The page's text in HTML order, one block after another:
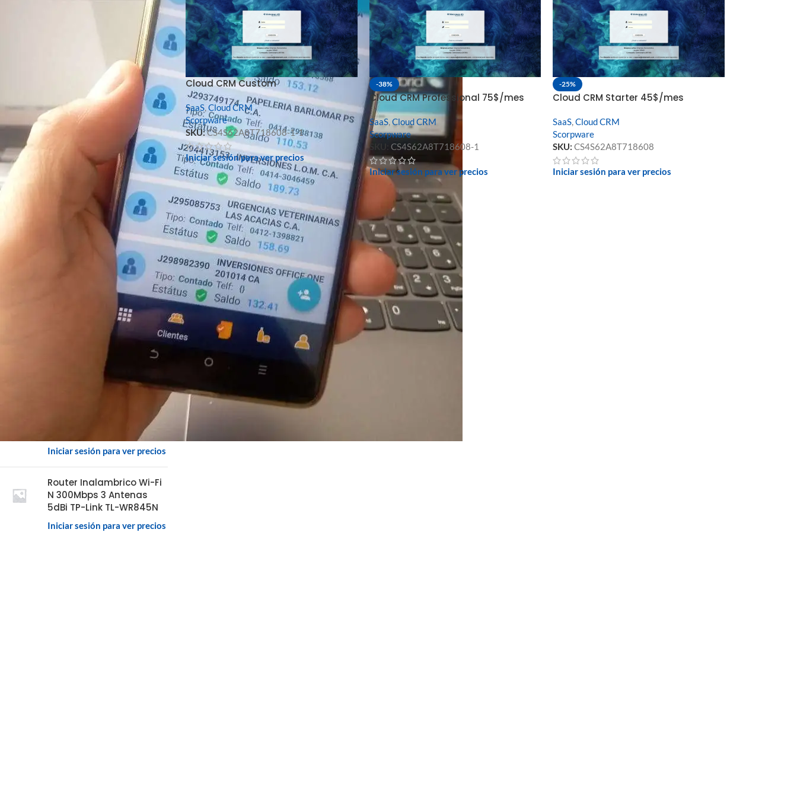
FILTRO POR MARCA
Scorpware 3
FILTRO POR TIPO DE STOCK
Pvc Blanco 30Mil Paquete
De 500 Unidades
Iniciar sesión para ver precios
Lector Imager
Advanced Apt-Si300 1D /
2D Qr Usb RS-232 Vertical
Iniciar sesión para ver precios
Router Inalambrico Wi-Fi
N 300Mbps 3 Antenas
5dBi TP-Link TL-WR845N
Iniciar sesión para ver precios
Cloud CRM Custom
SaaS,Cloud CRM
Scorpware
SKU:CS4S62A8T718608-1-1
Iniciar sesión para ver precios
-38%
Cloud CRM Professional 75$/mes
SaaS,Cloud CRM
Scorpware
SKU: CS4S62A8T718608-1
Iniciar sesión para ver precios
-25%
Cloud CRM Starter 45$/mes
SaaS,Cloud CRM
Scorpware
SKU:CS4S62A8T718608
Iniciar sesión para ver precios